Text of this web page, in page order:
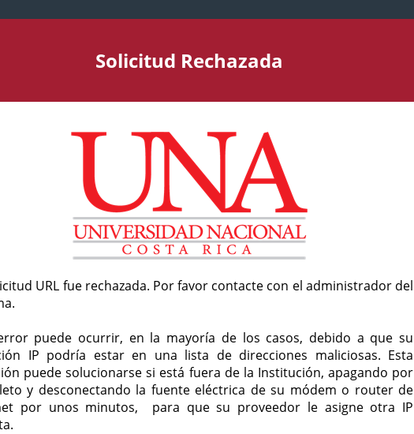
Solicitud Rechazada
URL fue rechazada. Por favor contacte con el administrador del
puede ocurrir, en la mayoría de los casos, debido a que su
IP podría estar en una lista de direcciones maliciosas. Esta
puede solucionarse si está fuera de la Institución, apagando por
y desconectando la fuente eléctrica de su módem o router de
por unos minutos, para que su proveedor le asigne otra IP